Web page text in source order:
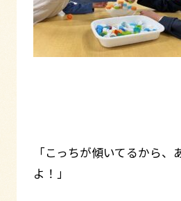
「こっちが傾いてるから、
よ！」